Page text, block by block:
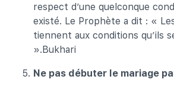
respect d’une quelconque
existé. Le Prophète a dit : «
tiennent aux conditions qu’ils
».Bukhari
Ne pas débuter le mariage